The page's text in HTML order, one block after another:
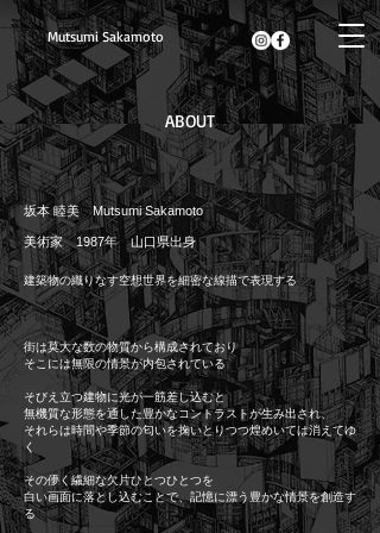
​Mutsumi Sakamoto
ABOUT
坂本 睦美Mutsumi Sakamoto
美術家 1987年 山口県出身
建築物の織りなす空想世界を細密な線描で表現する
街は莫大な数の物質から構成されており
そこには無限の情景が内包されている
そびえ立つ建物に光が一筋差し込むと
無機質な形態を通した豊かなコントラストが生み出され、
それらは時間や季節の匂いを掬いとりつつ煌めいては消えてゆ
く
その儚く繊細な欠片ひとつひとつを
白い画面に落とし込むことで、記憶に漂う豊かな情景を創造す
る